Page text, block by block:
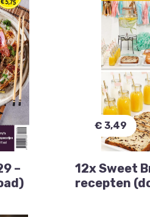
–
€ 3,49
12x Sweet
recepten